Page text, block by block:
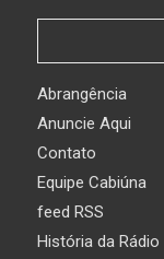
Abrangência
Anuncie Aqui
Contato
Equipe Cabiúna
feed RSS
História da Rádio